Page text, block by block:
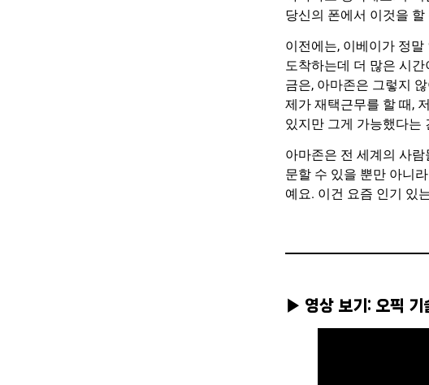
당신의 폰에서 이것을
이전에는, 이베이가 정
도착하는데 더 많은 시
금은, 아마존은 그렇지
제가 재택근무를 할 때,
있지만 그게 가능했다는
아마존은 전 세계의 사
문할 수 있을 뿐만 아니
예요. 이건 요즘 인기 있
▶ 영상 보기: 오픽 기